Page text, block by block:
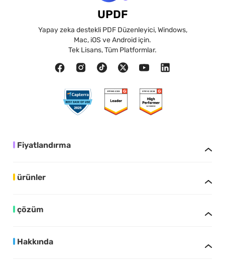
UPDF
Yapay zeka destekli PDF Düzenleyici, Windows,
Mac, iOS ve Android için.
Tek Lisans, Tüm Platformlar.
Fiyatlandırma
ürünler
çözüm
Hakkında